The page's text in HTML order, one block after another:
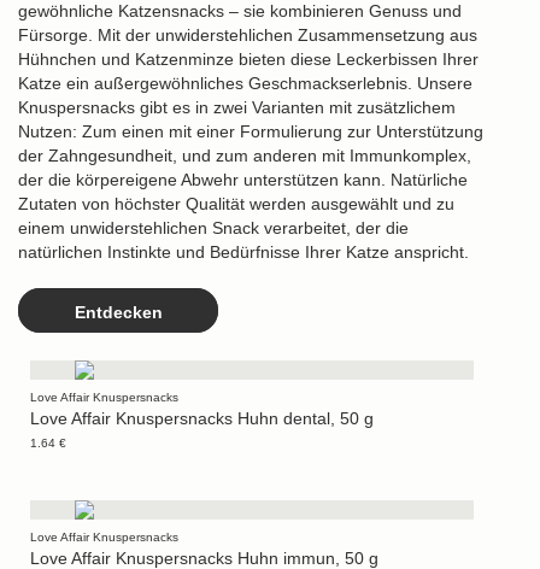
gewöhnliche Katzensnacks – sie kombinieren Genuss und
Fürsorge. Mit der unwiderstehlichen Zusammensetzung aus
Hühnchen und Katzenminze bieten diese Leckerbissen Ihrer
Katze ein außergewöhnliches Geschmackserlebnis. Unsere
Knuspersnacks gibt es in zwei Varianten mit zusätzlichem
Nutzen: Zum einen mit einer Formulierung zur Unterstützung
der Zahngesundheit, und zum anderen mit Immunkomplex,
der die körpereigene Abwehr unterstützen kann. Natürliche
Zutaten von höchster Qualität werden ausgewählt und zu
einem unwiderstehlichen Snack verarbeitet, der die
natürlichen Instinkte und Bedürfnisse Ihrer Katze anspricht.
Entdecken
Love Affair Knuspersnacks
Love Affair Knuspersnacks Huhn dental, 50 g
1.64 €
Love Affair Knuspersnacks
Love Affair Knuspersnacks Huhn immun, 50 g